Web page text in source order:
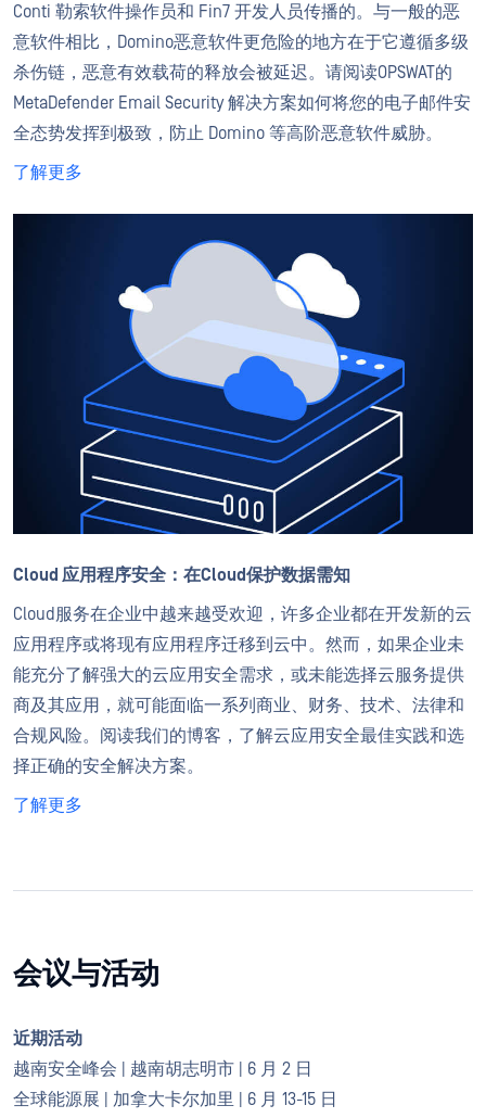
Conti 勒索软件操作员和 Fin7 开发人员传播的。与一般的恶
意软件相比，Domino恶意软件更危险的地方在于它遵循多级
杀伤链，恶意有效载荷的释放会被延迟。请阅读OPSWAT的
MetaDefender Email Security 解决方案如何将您的电子邮件安
全态势发挥到极致，防止 Domino 等高阶恶意软件威胁。
了解更多
Cloud 应用程序安全：在Cloud保护数据需知
Cloud服务在企业中越来越受欢迎，许多企业都在开发新的云
应用程序或将现有应用程序迁移到云中。然而，如果企业未
能充分了解强大的云应用安全需求，或未能选择云服务提供
商及其应用，就可能面临一系列商业、财务、技术、法律和
合规风险。阅读我们的博客，了解云应用安全最佳实践和选
择正确的安全解决方案。
了解更多
会议与活动
近期活动
越南安全峰会 | 越南胡志明市 | 6 月 2 日
全球能源展 | 加拿大卡尔加里 | 6 月 13-15 日